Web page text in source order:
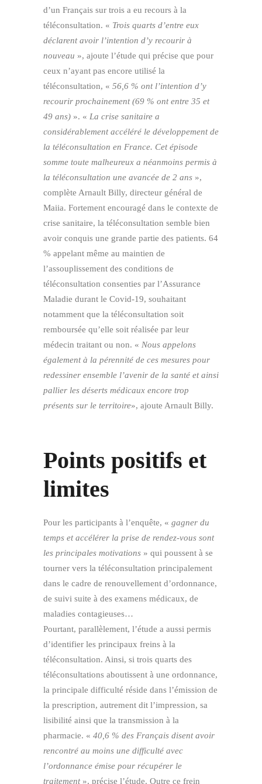
d’un Français sur trois a eu recours à la
téléconsultation. « Trois quarts d’entre eux
déclarent avoir l’intention d’y recourir à
nouveau », ajoute l’étude qui précise que pour
ceux n’ayant pas encore utilisé la
téléconsultation, « 56,6 % ont l’intention d’y
recourir prochainement (69 % ont entre 35 et
49 ans) ». « La crise sanitaire a
considérablement accéléré le développement de
la téléconsultation en France. Cet épisode
somme toute malheureux a néanmoins permis à
la téléconsultation une avancée de 2 ans »,
complète Arnault Billy, directeur général de
Maiia. Fortement encouragé dans le contexte de
crise sanitaire, la téléconsultation semble bien
avoir conquis une grande partie des patients. 64
% appelant même au maintien de
l’assouplissement des conditions de
téléconsultation consenties par l’Assurance
Maladie durant le Covid-19, souhaitant
notamment que la téléconsultation soit
remboursée qu’elle soit réalisée par leur
médecin traitant ou non. « Nous appelons
également à la pérennité de ces mesures pour
redessiner ensemble l’avenir de la santé et ainsi
pallier les déserts médicaux encore trop
présents sur le territoire», ajoute Arnault Billy.
Points positifs et
limites
Pour les participants à l’enquête, « gagner du
temps et accélérer la prise de rendez-vous sont
les principales motivations » qui poussent à se
tourner vers la téléconsultation principalement
dans le cadre de renouvellement d’ordonnance,
de suivi suite à des examens médicaux, de
maladies contagieuses…
Pourtant, parallèlement, l’étude a aussi permis
d’identifier les principaux freins à la
téléconsultation. Ainsi, si trois quarts des
téléconsultations aboutissent à une ordonnance,
la principale difficulté réside dans l’émission de
la prescription, autrement dit l’impression, sa
lisibilité ainsi que la transmission à la
pharmacie. « 40,6 % des Français disent avoir
rencontré au moins une difficulté avec
l’ordonnance émise pour récupérer le
traitement », précise l’étude. Outre ce frein